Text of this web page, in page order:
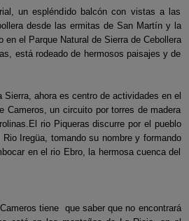
un espléndido balcón con vistas a las
desde las ermitas de San Martín y la
en el Parque Natural de Sierra de Cebollera
está rodeado de hermosos paisajes y de
Sierra, ahora es centro de actividades en el
Cameros, un circuito por torres de madera
rio Piqueras discurre por el pueblo
Iregüa, tomando su nombre y formando
en el rio Ebro, la hermosa cuenca del
tiene que saber que no encontrará